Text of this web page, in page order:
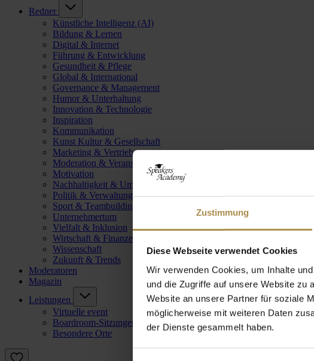
Zustimmung
Diese Webseite verwendet Cookies
Wir verwenden Cookies, um Inhalte
und die Zugriffe auf unsere Website zu
Website an unsere Partner für soziale
möglicherweise mit weiteren Daten
der Dienste gesammelt haben.
Redner
Künstliche Intelligenz (AI)
Bildung & Lernen
Digital & Internet
Führung & Entwicklung
Gesundheit & Pflege
Global & International
Governance & Management
Humor & Unterhaltung
Innovation & Technologie
Inspiration
Kommunikation
Kunst Kultur & Gesellschaft
Marketing & Vertrieb
Moderation & Veranstaltungsleitung
Motivation
Nachhaltigkeit & Umwelt
Politik & Verwaltung
Sport & Teambuilding
Unternehmertum
Vielfalt & Inklusion
Wirtschaft & Finanzen
Wissenschaft
Zukunft & Trends
Moderatoren
Magazin
Leistungen
Virtuelle event
Boardroom-Sitzungen
Besondere Orte